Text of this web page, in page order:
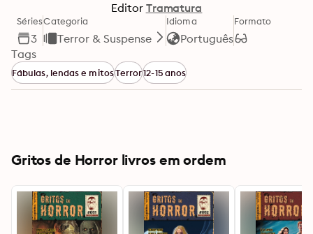
Editor Tramatura
Séries
3
Categoria
Terror & Suspense
Idioma
Português
Formato
Tags
Fábulas, lendas e mitosTerror12-15 anos
Gritos de Horror livros em ordem